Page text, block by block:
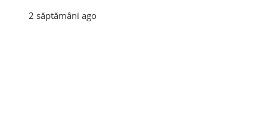
2 săptămâni ago